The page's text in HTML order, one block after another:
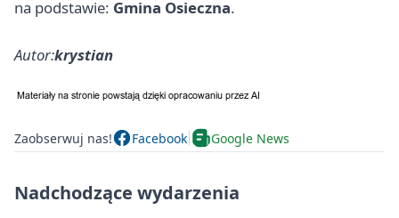
na podstawie: Gmina Osieczna.
Autor:krystian
Zaobserwuj nas! Facebook Google News
Nadchodzące wydarzenia